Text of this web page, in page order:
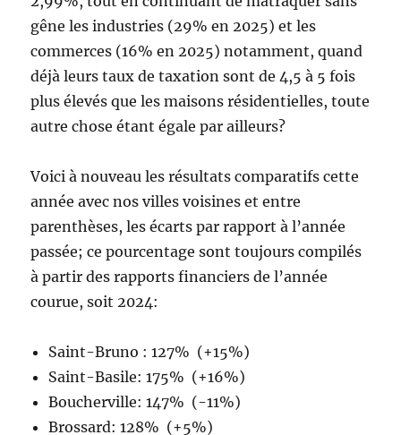
gêne les industries (29% en 2025) et les
commerces (16% en 2025) notamment, quand
déjà leurs taux de taxation sont de 4,5 à 5 fois
plus élevés que les maisons résidentielles, toute
autre chose étant égale par ailleurs?
Voici à nouveau les résultats comparatifs cette
année avec nos villes voisines et entre
parenthèses, les écarts par rapport à l’année
passée; ce pourcentage sont toujours compilés
à partir des rapports financiers de l’année
courue, soit 2024:
Saint-Bruno : 127% (+15%)
Saint-Basile: 175% (+16%)
Boucherville: 147% (-11%)
Brossard: 128% (+5%)